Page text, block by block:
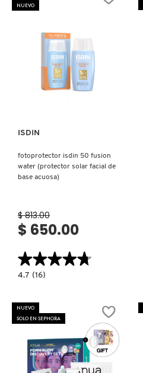
NUEVO
Ver más
ISDIN
fotoprotector isdin 50 fusion
water (protector solar facial de
base acuosa)
$ 813.00
$ 650.00
★★★★★
★★★★★
4.7
50
FUSION
WATER
FACIAL
BASE
ACUOSA)
4.7 (16)
NUEVO
SOLO EN SEPHORA